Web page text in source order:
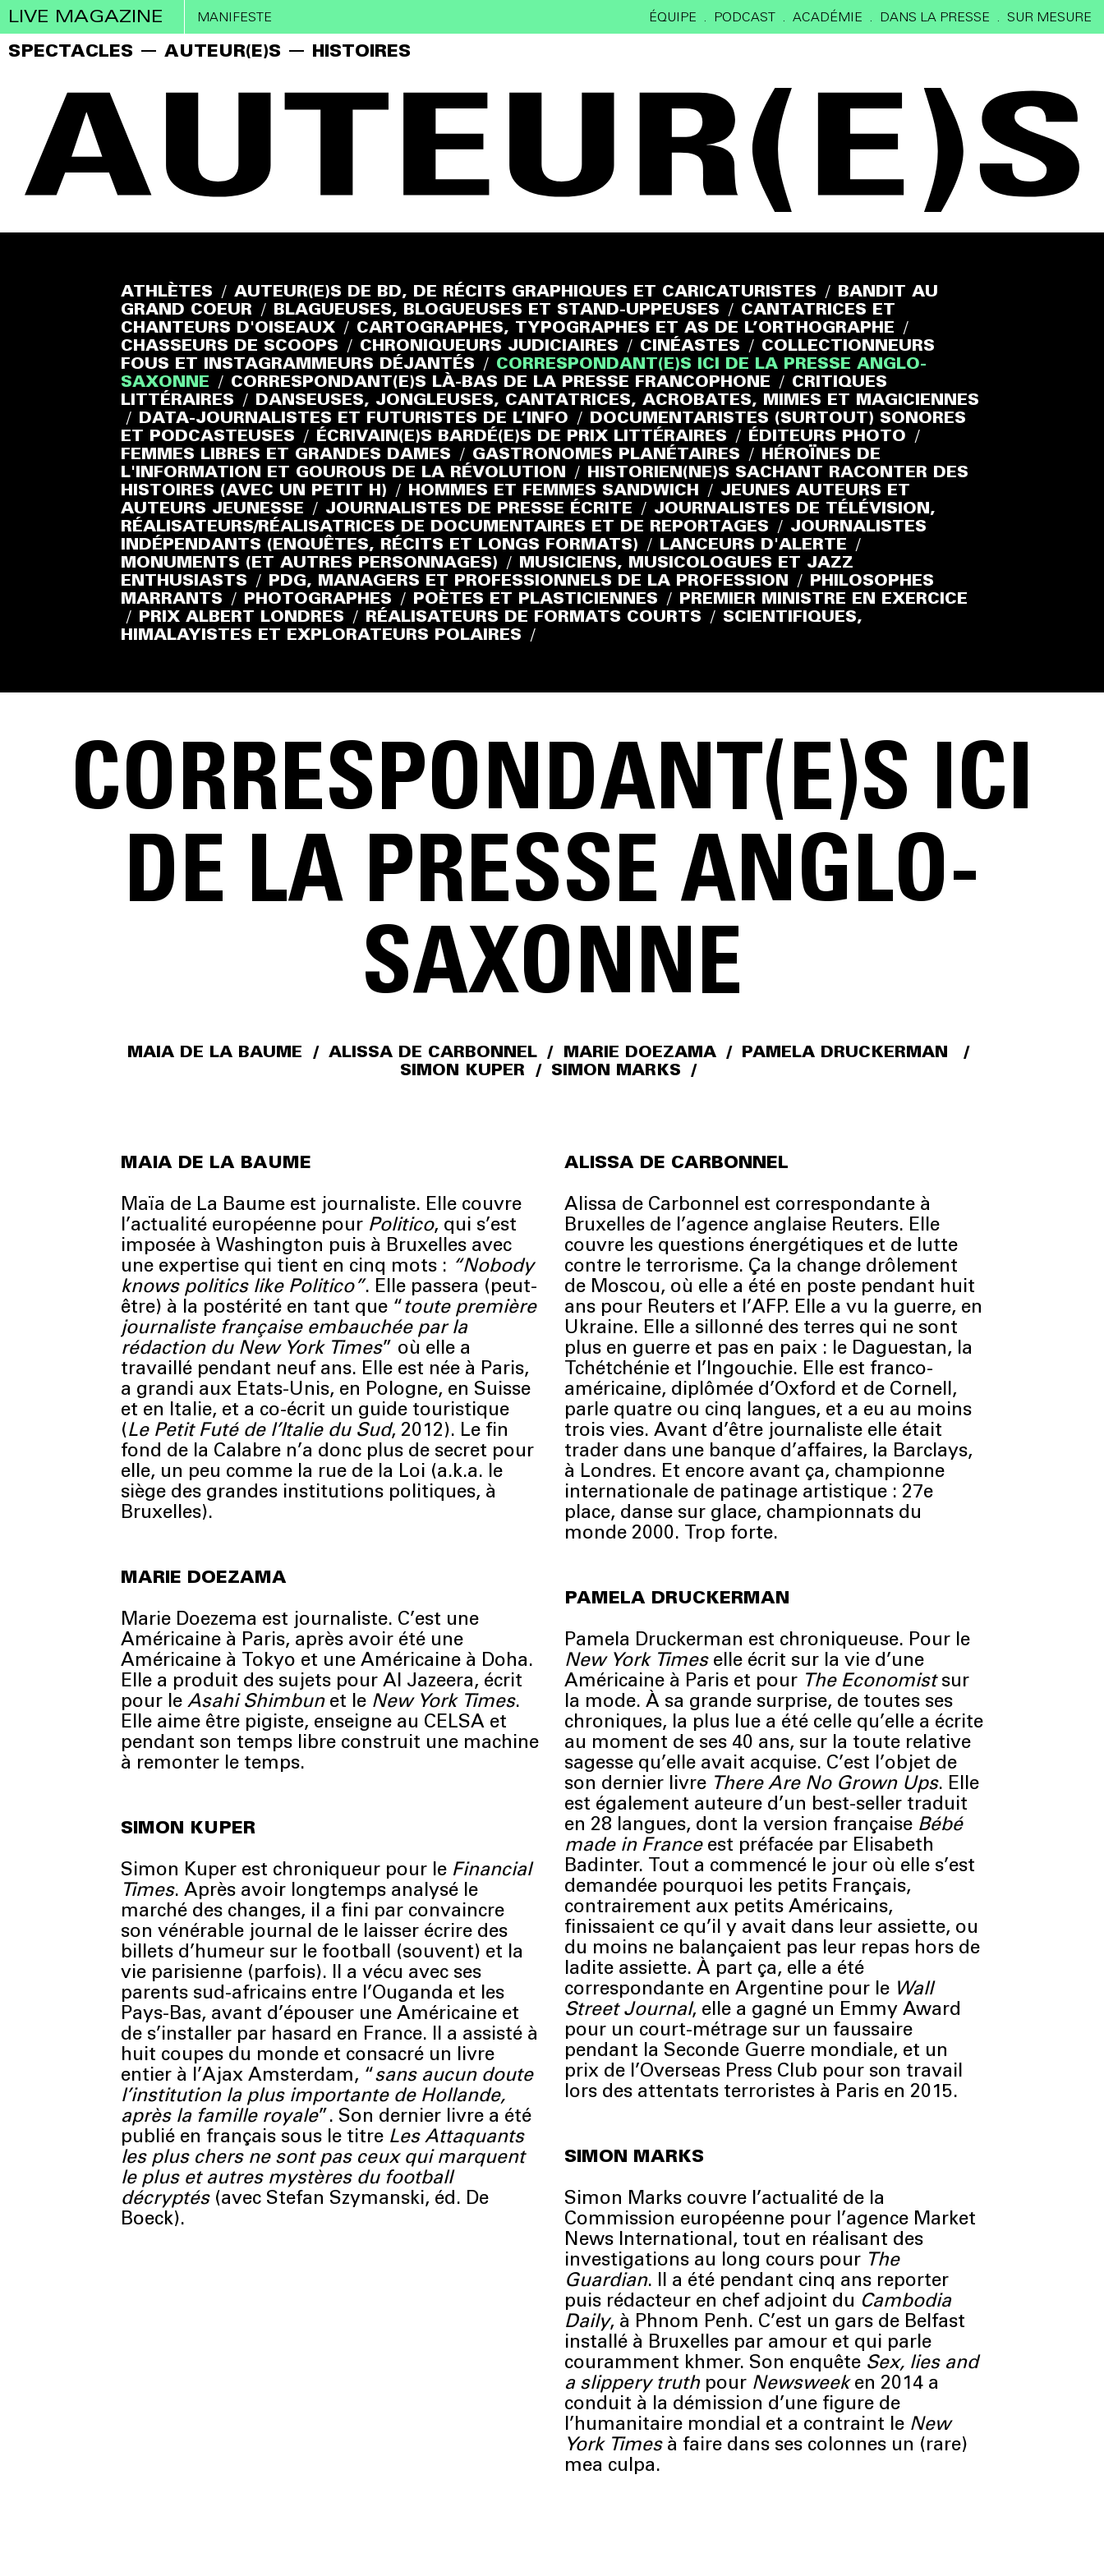
LIVE MAGAZINE MANIFESTE ÉQUIPE PODCAST ACADÉMIE DANS LA PRESSE SUR MESURE
SPECTACLES AUTEUR(E)S HISTOIRES
ATHLÈTES / AUTEUR(E)S DE BD, DE RÉCITS GRAPHIQUES ET CARICATURISTES / BANDIT AU
GRAND COEUR / BLAGUEUSES, BLOGUEUSES ET STAND-UPPEUSES / CANTATRICES ET
CHANTEURS D'OISEAUX / CARTOGRAPHES, TYPOGRAPHES ET AS DE L’ORTHOGRAPHE /
CHASSEURS DE SCOOPS / CHRONIQUEURS JUDICIAIRES / CINÉASTES / COLLECTIONNEURS
FOUS ET INSTAGRAMMEURS DÉJANTÉS / CORRESPONDANT(E)S ICI DE LA PRESSE ANGLO-
SAXONNE / CORRESPONDANT(E)S LÀ-BAS DE LA PRESSE FRANCOPHONE / CRITIQUES
LITTÉRAIRES / DANSEUSES, JONGLEUSES, CANTATRICES, ACROBATES, MIMES ET MAGICIENNES
/ DATA-JOURNALISTES ET FUTURISTES DE L’INFO / DOCUMENTARISTES (SURTOUT) SONORES
ET PODCASTEUSES / ÉCRIVAIN(E)S BARDÉ(E)S DE PRIX LITTÉRAIRES / ÉDITEURS PHOTO /
FEMMES LIBRES ET GRANDES DAMES / GASTRONOMES PLANÉTAIRES / HÉROÏNES DE
L'INFORMATION ET GOUROUS DE LA RÉVOLUTION / HISTORIEN(NE)S SACHANT RACONTER DES
HISTOIRES (AVEC UN PETIT H) / HOMMES ET FEMMES SANDWICH / JEUNES AUTEURS ET
AUTEURS JEUNESSE / JOURNALISTES DE PRESSE ÉCRITE / JOURNALISTES DE TÉLÉVISION,
RÉALISATEURS/RÉALISATRICES DE DOCUMENTAIRES ET DE REPORTAGES / JOURNALISTES
INDÉPENDANTS (ENQUÊTES, RÉCITS ET LONGS FORMATS) / LANCEURS D'ALERTE /
MONUMENTS (ET AUTRES PERSONNAGES) / MUSICIENS, MUSICOLOGUES ET JAZZ
ENTHUSIASTS / PDG, MANAGERS ET PROFESSIONNELS DE LA PROFESSION / PHILOSOPHES
MARRANTS / PHOTOGRAPHES / POÈTES ET PLASTICIENNES / PREMIER MINISTRE EN EXERCICE
/ PRIX ALBERT LONDRES / RÉALISATEURS DE FORMATS COURTS / SCIENTIFIQUES,
HIMALAYISTES ET EXPLORATEURS POLAIRES /
CORRESPONDANT(E)S ICI
DE LA PRESSE ANGLO-
SAXONNE
MAIA DE LA BAUME / ALISSA DE CARBONNEL / MARIE DOEZAMA / PAMELA DRUCKERMAN
/
SIMON KUPER
/ SIMON MARKS /
MAIA DE LA BAUME
Maïa de La Baume est journaliste. Elle couvre
l’actualité européenne pour Politico, qui s’est
imposée à Washington puis à Bruxelles avec
une expertise qui tient en cinq mots : “Nobody
knows politics like Politico”. Elle passera (peut-
être) à la postérité en tant que “toute première
journaliste française embauchée par la
rédaction du New York Times” où elle a
travaillé pendant neuf ans. Elle est née à Paris,
a grandi aux Etats-Unis, en Pologne, en Suisse
et en Italie, et a co-écrit un guide touristique
(Le Petit Futé de l’Italie du Sud, 2012). Le fin
fond de la Calabre n’a donc plus de secret pour
elle, un peu comme la rue de la Loi (a.k.a. le
siège des grandes institutions politiques, à
Bruxelles).
ALISSA DE CARBONNEL
Alissa de Carbonnel est correspondante à
Bruxelles de l’agence anglaise Reuters. Elle
couvre les questions énergétiques et de lutte
contre le terrorisme. Ça la change drôlement
de Moscou, où elle a été en poste pendant huit
ans pour Reuters et l’AFP. Elle a vu la guerre, en
Ukraine. Elle a sillonné des terres qui ne sont
plus en guerre et pas en paix : le Daguestan, la
Tchétchénie et l’Ingouchie. Elle est franco-
américaine, diplômée d’Oxford et de Cornell,
parle quatre ou cinq langues, et a eu au moins
trois vies. Avant d’être journaliste elle était
trader dans une banque d’affaires, la Barclays,
à Londres. Et encore avant ça, championne
internationale de patinage artistique : 27e
place, danse sur glace, championnats du
monde 2000. Trop forte.
MARIE DOEZAMA
Marie Doezema est journaliste. C’est une
Américaine à Paris, après avoir été une
Américaine à Tokyo et une Américaine à Doha.
Elle a produit des sujets pour Al Jazeera, écrit
pour le Asahi Shimbunet le New York Times.
Elle aime être pigiste, enseigne au CELSA et
pendant son temps libre construit une machine
à remonter le temps.
PAMELA DRUCKERMAN
Pamela Druckerman est chroniqueuse. Pour le
New York Times elle écrit sur la vie d’une
Américaine à Paris et pour The Economistsur
la mode. À sa grande surprise, de toutes ses
chroniques, la plus lue a été celle qu’elle a écrite
au moment de ses 40 ans, sur la toute relative
sagesse qu’elle avait acquise. C’est l’objet de
son dernier livre There Are No Grown Ups. Elle
est également auteure d’un best-seller traduit
en 28 langues, dont la version française Bébé
made in France est préfacée par Elisabeth
Badinter. Tout a commencé le jour où elle s’est
demandée pourquoi les petits Français,
contrairement aux petits Américains,
finissaient ce qu’il y avait dans leur assiette, ou
du moins ne balançaient pas leur repas hors de
ladite assiette. À part ça, elle a été
correspondante en Argentine pour le Wall
Street Journal, elle a gagné un Emmy Award
pour un court-métrage sur un faussaire
pendant la Seconde Guerre mondiale, et un
prix de l’Overseas Press Club pour son travail
lors des attentats terroristes à Paris en 2015.
SIMON KUPER
Simon Kuper est chroniqueur pour le Financial
Times. Après avoir longtemps analysé le
marché des changes, il a fini par convaincre
son vénérable journal de le laisser écrire des
billets d’humeur sur le football (souvent) et la
vie parisienne (parfois). Il a vécu avec ses
parents sud-africains entre l’Ouganda et les
Pays-Bas, avant d’épouser une Américaine et
de s’installer par hasard en France. Il a assisté à
huit coupes du monde et consacré un livre
entier à l’Ajax Amsterdam, “sans aucun doute
l’institution la plus importante de Hollande,
après la famille royale”. Son dernier livre a été
publié en français sous le titre Les Attaquants
les plus chers ne sont pas ceux qui marquent
le plus et autres mystères du football
décryptés(avec Stefan Szymanski, éd. De
Boeck).
SIMON MARKS
Simon Marks couvre l’actualité de la
Commission européenne pour l’agence Market
News International, tout en réalisant des
investigations au long cours pour The
Guardian. Il a été pendant cinq ans reporter
puis rédacteur en chef adjoint du Cambodia
Daily, à Phnom Penh. C’est un gars de Belfast
installé à Bruxelles par amour et qui parle
couramment khmer. Son enquête Sex, lies and
a slippery truthpour Newsweeken 2014 a
conduit à la démission d’une figure de
l’humanitaire mondial et a contraint le New
York Timesà faire dans ses colonnes un (rare)
mea culpa.